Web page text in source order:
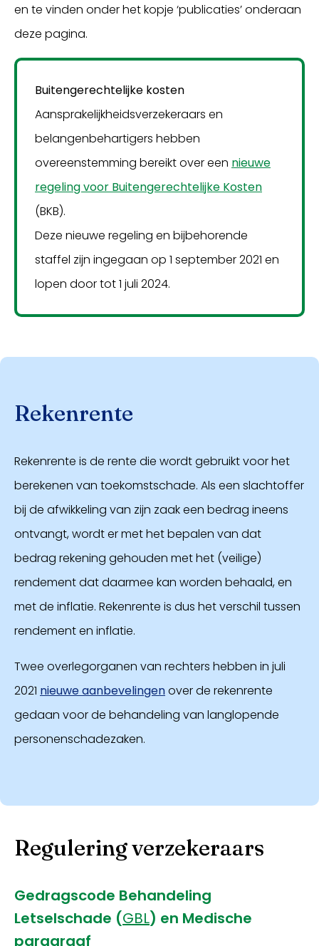
en te vinden onder het kopje ‘publicaties’ onderaan
deze pagina.
Buitengerechtelijke kosten
Aansprakelijkheidsverzekeraars en
belangenbehartigers hebben
overeenstemming bereikt over een nieuwe
regeling voor Buitengerechtelijke Kosten
(BKB).
Deze nieuwe regeling en bijbehorende
staffel zijn ingegaan op 1 september 2021 en
lopen door tot 1 juli 2024.
Rekenrente
Rekenrente is de rente die wordt gebruikt voor het
berekenen van toekomstschade. Als een slachtoffer
bij de afwikkeling van zijn zaak een bedrag ineens
ontvangt, wordt er met het bepalen van dat
bedrag rekening gehouden met het (veilige)
rendement dat daarmee kan worden behaald, en
met de inflatie. Rekenrente is dus het verschil tussen
rendement en inflatie.
Twee overlegorganen van rechters hebben in juli
2021 nieuwe aanbevelingenover de rekenrente
gedaan voor de behandeling van langlopende
personenschadezaken.
Regulering verzekeraars
Gedragscode Behandeling
Letselschade (GBL) en Medische
paragraaf